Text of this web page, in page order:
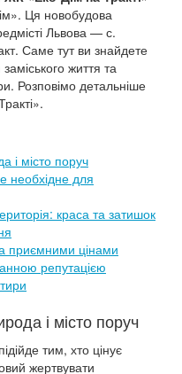
Ця новобудова
Львова — с.
Саме тут ви знайдете
життя та
Розповімо детальніше
і місто поруч
необхідне для
краса та затишок
приємними цінами
репутацією
і місто поруч
тим, хто цінує
жертвувати